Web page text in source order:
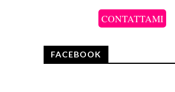
CONTATTAMI
FACEBOOK